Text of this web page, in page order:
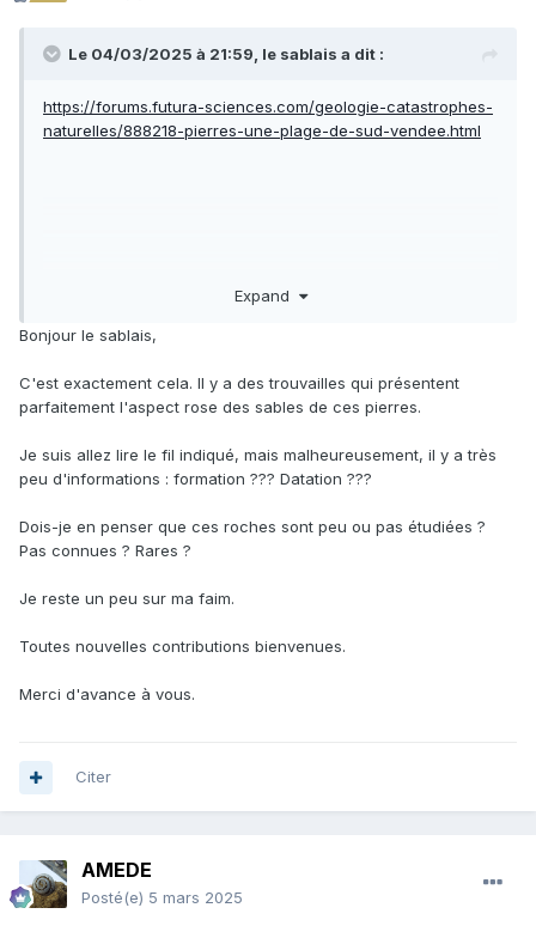
Le 04/03/2025 à 21:59, le sablais a dit :
https://forums.futura-sciences.com/geologie-catastrophes-
naturelles/888218-pierres-une-plage-de-sud-vendee.html
Expand
Bonjour le sablais,
C'est exactement cela. Il y a des trouvailles qui présentent
parfaitement l'aspect rose des sables de ces pierres.
Je suis allez lire le fil indiqué, mais malheureusement, il y a très
peu d'informations : formation ??? Datation ???
Dois-je en penser que ces roches sont peu ou pas étudiées ?
Pas connues ? Rares ?
Je reste un peu sur ma faim.
Toutes nouvelles contributions bienvenues.
Merci d'avance à vous.
Citer
AMEDE
Posté(e) 5 mars 2025